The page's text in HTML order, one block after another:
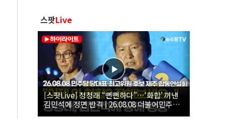
스팟Live
[스팟Live] 정청래 “뻔뻔하다”…‘화합’ 꺼낸
김민석에 정면 반격 | 26.08.08 더불어민주당
당대표·최고위원 후보 제주 합동연설회